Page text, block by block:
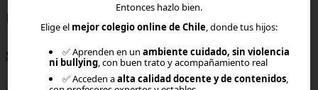
Últimas publicaciones
Sistema de Admisión Escolar (SAE)
Entonces hazlo bien.
Elige el mejor colegio online de Chile, donde tus hijos:
✅ Aprenden en unambiente cuidado, sin violencia
ni bullying, con buen trato y acompañamiento real
✅ Acceden aalta calidad docente y de contenidos,